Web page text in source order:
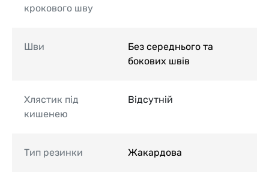
крокового шву
Шви
Без середнього та
бокових швів
Хлястик під
кишенею
Відсутній
Тип резинки Жакардова